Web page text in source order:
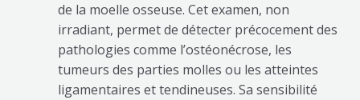
de la moelle osseuse. Cet examen, non
irradiant, permet de détecter précocement des
pathologies comme l’ostéonécrose, les
tumeurs des parties molles ou les atteintes
ligamentaires et tendineuses. Sa sensibilité